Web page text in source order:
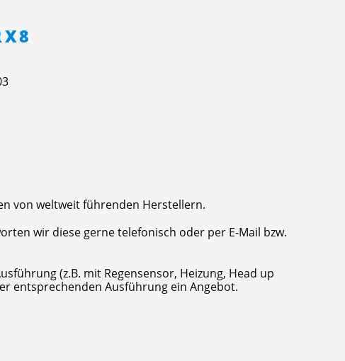
von weltweit führenden Herstellern.
wir diese gerne telefonisch oder per E-Mail bzw.
(z.B. mit Regensensor, Heizung, Head up
entsprechenden Ausführung ein Angebot.